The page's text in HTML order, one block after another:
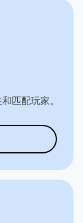
匹配玩家。